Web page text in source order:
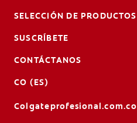
SELECCIÓN DE PRODUCTOS
SUSCRÍBETE
CONTÁCTANOS
CO (ES)
Colgateprofesional.com.co